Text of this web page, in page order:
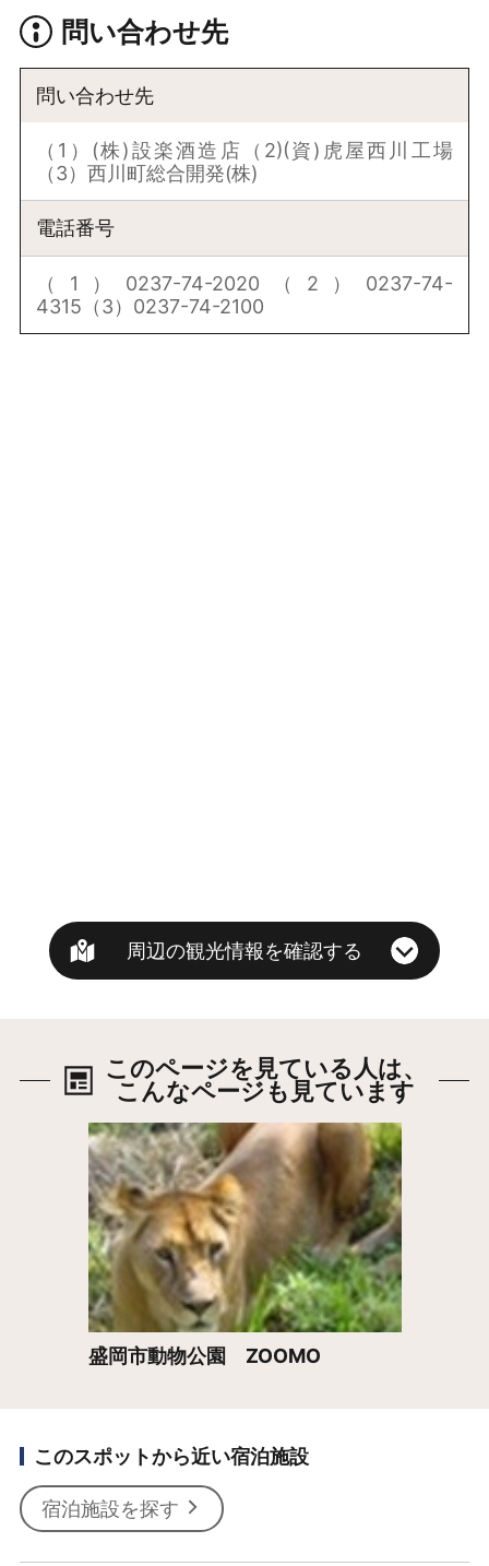
問い合わせ先
問い合わせ先
（1）(株)設楽酒造店（2)(資)虎屋西川工場
（3）西川町総合開発(株)
電話番号
（1）0237-74-2020（2）0237-74-
4315（3）0237-74-2100
周辺の観光情報を確認する
このページを見ている人は、
こんなページも見ています
盛岡市動物公園 ZOOMO
詳細はこちら
このスポットから近い宿泊施設
宿泊施設を探す